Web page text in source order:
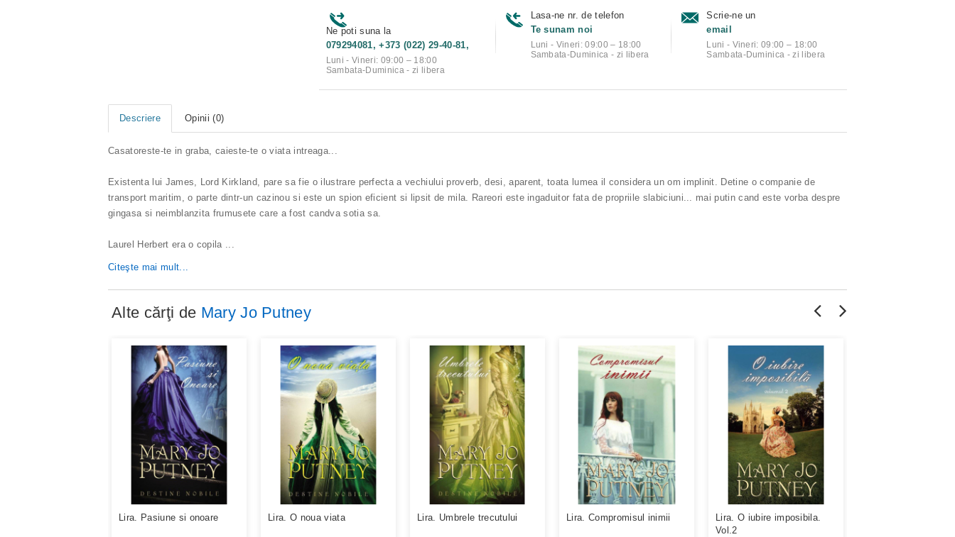
Ne poti suna la
079294081, +373 (022) 29-40-81,
Luni - Vineri: 09:00 – 18:00
Sambata-Duminica - zi libera
Lasa-ne nr. de telefon
Te sunam noi
Luni - Vineri: 09:00 – 18:00
Sambata-Duminica - zi libera
Scrie-ne un
email
Luni - Vineri: 09:00 – 18:00
Sambata-Duminica - zi libera
Descriere Opinii (0)
Casatoreste-te in graba, caieste-te o viata intreaga...
Existenta lui James, Lord Kirkland, pare sa fie o ilustrare perfecta a vechiului proverb, desi, aparent, toata lumea il considera un om implinit. Detine o companie de
transport maritim, o parte dintr-un cazinou si este un spion eficient si lipsit de mila. Rareori este ingaduitor fata de propriile slabiciuni... mai putin cand este vorba despre
gingasa si neimblanzita frumusete care a fost candva sotia sa.
Laurel Herbert era o copila
Citeşte mai mult...
Alte cărţi de Mary Jo Putney
Lira. Pasiune si onoare Lira. O noua viata Lira. Umbrele trecutului Lira. Compromisul inimii
Lira. O iubire imposibila.
Vol.2